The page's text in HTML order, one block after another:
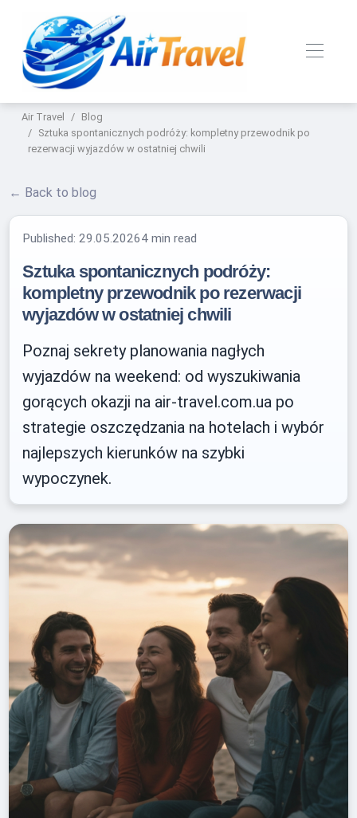
Air Travel
Blog
Sztuka spontanicznych podróży: kompletny przewodnik po
rezerwacji wyjazdów w ostatniej chwili
← Back to blog
Published:29.05.20264 min read
Sztuka spontanicznych podróży:
kompletny przewodnik po rezerwacji
wyjazdów w ostatniej chwili
Poznaj sekrety planowania nagłych
wyjazdów na weekend: od wyszukiwania
gorących okazji na air-travel.com.ua po
strategie oszczędzania na hotelach i wybór
najlepszych kierunków na szybki
wypoczynek.